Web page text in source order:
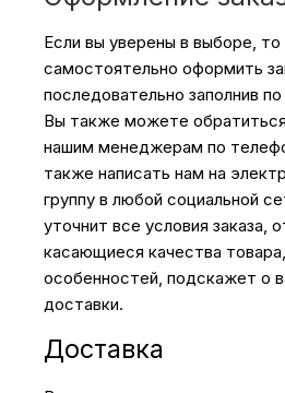
Для
Для
Если вы уверены в выборе,
самостоятельно оформить
последовательно заполнив
Вы также можете
нашим менеджерам по
также написать нам на
группу в любой социальной
уточнит все условия заказа,
касающиеся качества товара,
особенностей, подскажет о
доставки.
Доставка